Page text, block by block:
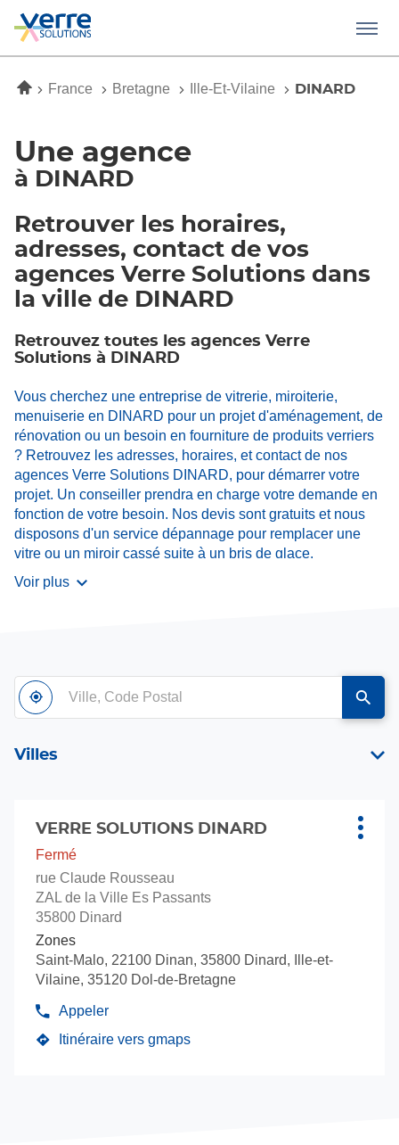
Menu
AccueilFrance Bretagne Ille-Et-Vilaine DINARD
Une agence
à DINARD
Retrouver les horaires,
adresses, contact de vos
agences Verre Solutions dans
la ville de DINARD
Retrouvez toutes les agences Verre
Solutions à DINARD
Vous cherchez une entreprise de vitrerie, miroiterie,
menuiserie en DINARD pour un projet d'aménagement, de
rénovation ou un besoin en fourniture de produits verriers
? Retrouvez les adresses, horaires, et contact de nos
agences Verre Solutions DINARD, pour démarrer votre
projet. Un conseiller prendra en charge votre demande en
fonction de votre besoin. Nos devis sont gratuits et nous
disposons d'un service dépannage pour remplacer une
vitre ou un miroir cassé suite à un bris de glace.
Contactez-nous dès maintenant.
Voir plus
À
proximité
,
trouver
point
Ville,
Code
Postal
un
point
vente
Villes
ENTRÉE
pour
obtenir
plus
amples
informations
Point
de
vente
:
VERRE SOLUTIONS DINARD
Fermé
rue Claude Rousseau
ZAL de la Ville Es Passants
35800 Dinard
Zones
Saint-Malo, 22100 Dinan, 35800 Dinard, Ille-et-
Vilaine, 35120 Dol-de-Bretagne
Appeler
Afficher
le
numéro
Itinéraire vers gmaps
jusqu'au
Plus